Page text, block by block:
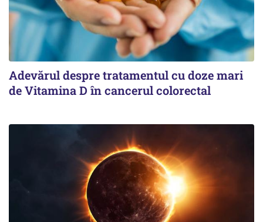
Adevărul despre tratamentul cu doze mari
de Vitamina D în cancerul colorectal